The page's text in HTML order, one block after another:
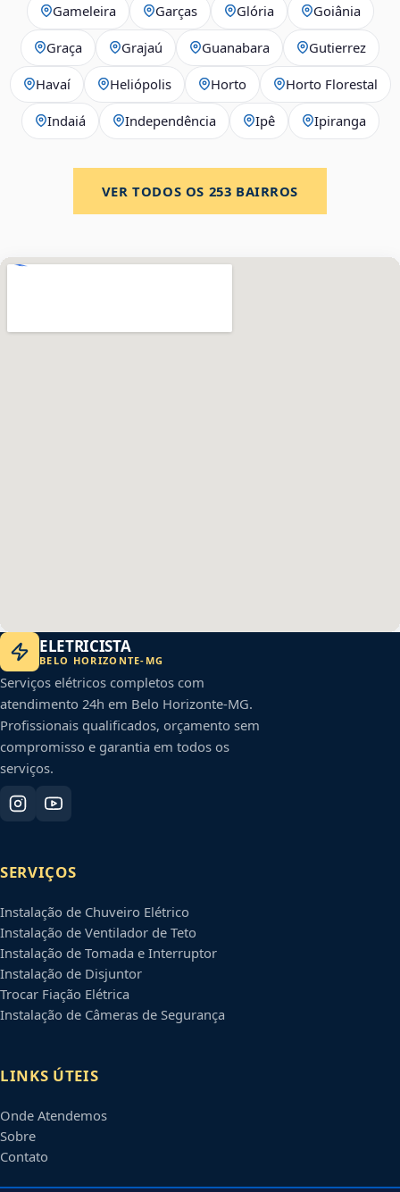
Gameleira Garças Glória Goiânia
Graça Grajaú Guanabara Gutierrez
Havaí Heliópolis Horto Horto Florestal
Indaiá Independência Ipê Ipiranga
VER TODOS OS 253 BAIRROS
ELETRICISTA
BELO HORIZONTE- MG
Serviços elétricos completos com
atendimento 24h em Belo Horizonte-MG.
Profissionais qualificados, orçamento sem
compromisso e garantia em todos os
serviços.
SERVIÇOS
Instalação de Chuveiro Elétrico
Instalação de Ventilador de Teto
Instalação de Tomada e Interruptor
Instalação de Disjuntor
Trocar Fiação Elétrica
Instalação de Câmeras de Segurança
LINKS ÚTEIS
Onde Atendemos
Sobre
Contato